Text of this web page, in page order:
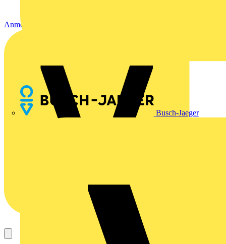
Busch-Jaeger
Anmelden